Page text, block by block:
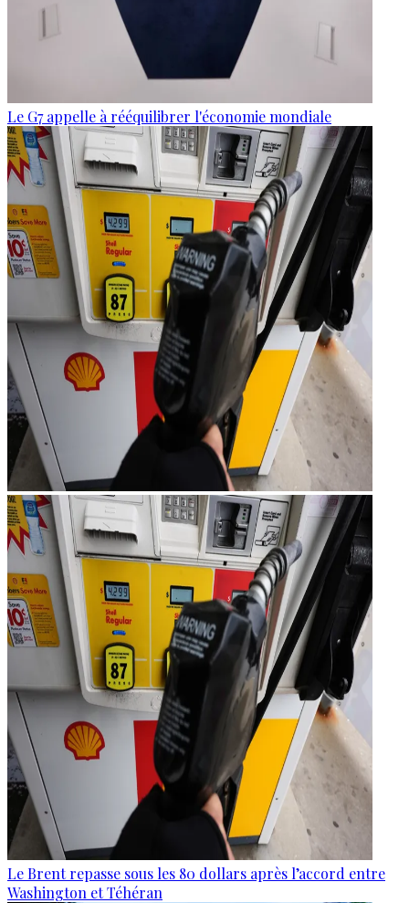
Le G7 appelle à rééquilibrer l'économie mondiale
Le Brent repasse sous les 80 dollars après l’accord entre
Washington et Téhéran